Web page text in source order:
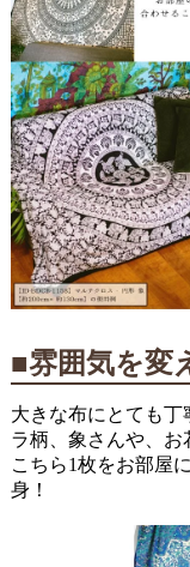
■雰囲気を変
大きな布にとても
ラ柄、象さんや、お
こちら1枚をお部屋
身！